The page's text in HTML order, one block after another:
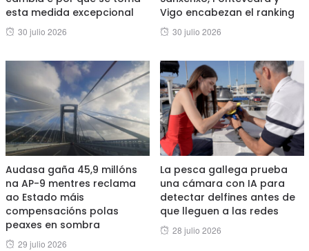
esta medida excepcional
Posted
30 julio 2026
Vigo encabezan el ranking
Posted
30 julio 2026
Audasa gaña 45,9 millóns
na AP-9 mentres reclama
ao Estado máis
compensacións polas
peaxes en sombra
Posted
29 julio 2026
La pesca gallega prueba
una cámara con IA para
detectar delfines antes de
que lleguen a las redes
Posted
28 julio 2026